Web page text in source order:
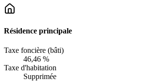
Résidence principale
Taxe foncière (bâti)
46,46 %
Taxe d'habitation
Supprimée